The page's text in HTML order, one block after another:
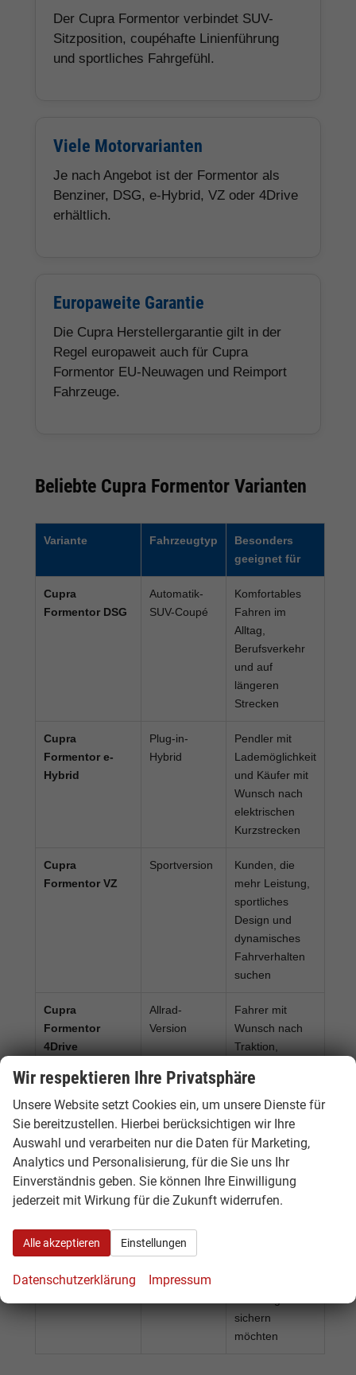
Der Cupra Formentor verbindet SUV-
Sitzposition, coupéhafte Linienführung
und sportliches Fahrgefühl.
Viele Motorvarianten
Je nach Angebot ist der Formentor als
Benziner, DSG, e-Hybrid, VZ oder 4Drive
erhältlich.
Europaweite Garantie
Die Cupra Herstellergarantie gilt in der
Regel europaweit auch für Cupra
Formentor EU-Neuwagen und Reimport
Fahrzeuge.
Beliebte Cupra Formentor Varianten
Variante Fahrzeugtyp
Besonders
geeignet für
Cupra
Formentor DSG
Automatik-
SUV-Coupé
Komfortables
Fahren im
Alltag,
Berufsverkehr
und auf
längeren
Strecken
Cupra
Formentor e-
Hybrid
Plug-in-
Hybrid
Pendler mit
Lademöglichkeit
und Käufer mit
Wunsch nach
elektrischen
Kurzstrecken
Cupra
Formentor VZ
Sportversion
Kunden, die
mehr Leistung,
sportliches
Design und
dynamisches
Fahrverhalten
suchen
Cupra
Formentor
4Drive
Allrad-
Version
Fahrer mit
Wunsch nach
Traktion,
hoher
Fahrdynamik
Cupra
Formentor
verfügbar
Käufer, die
schnell ein
Angebot mit
Cupra
Vorlauffahrzeug
Neuwagen
sichern
möchten
Wir respektieren Ihre Privatsphäre
Unsere Website setzt Cookies ein, um unsere Dienste für
Sie bereitzustellen. Hierbei berücksichtigen wir Ihre
Auswahl und verarbeiten nur die Daten für Marketing,
Analytics und Personalisierung, für die Sie uns Ihr
Einverständnis geben. Sie können Ihre Einwilligung
jederzeit mit Wirkung für die Zukunft widerrufen.
Alle akzeptieren Einstellungen
Datenschutzerklärung Impressum